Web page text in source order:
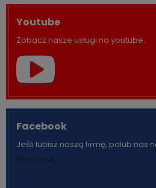
Youtube
Zobacz nasze usługi na youtube.
Facebook
Jeśli lubisz naszą firmę, polub nas
facebook